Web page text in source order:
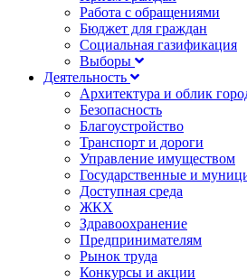
Работа с обращениями
Бюджет для граждан
Социальная газификация
Выборы
Деятельность
Архитектура и облик
Безопасность
Благоустройство
Транспорт и дороги
Управление имуществом
Государственные и
Доступная среда
ЖКХ
Здравоохранение
Предпринимателям
Рынок труда
Конкурсы и акции